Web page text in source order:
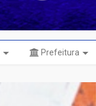
Prefeitura